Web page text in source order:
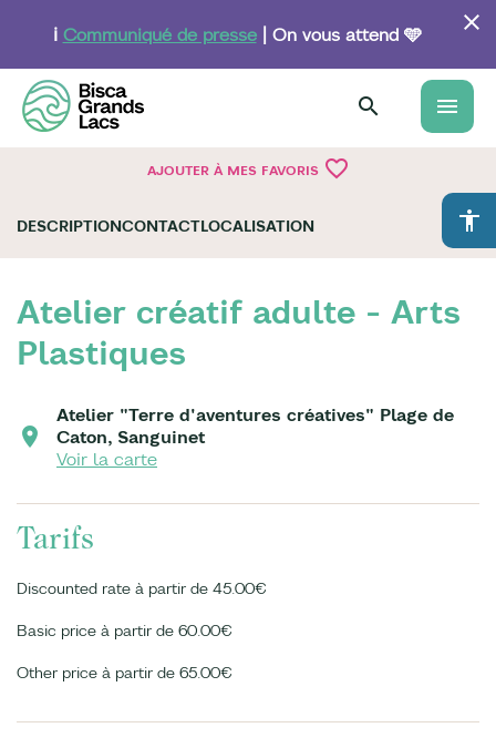
principal
ℹ️ Communiqué de presse| On vous attend 🩵
menu
AJOUTER À MES FAVORIS favorite_border
accessibility
DESCRIPTIONCONTACTLOCALISATION
Atelier créatif adulte - Arts
Plastiques
Atelier "Terre d'aventures créatives" Plage de
Caton, Sanguinet
Voir la carte
Tarifs
Discounted rate à partir de 45.00€
Basic price à partir de 60.00€
Other price à partir de 65.00€